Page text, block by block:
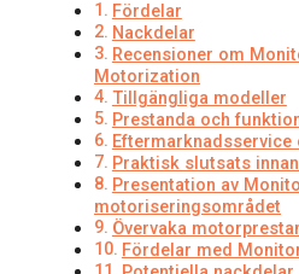
Fördelar
Nackdelar
Recensioner om
Motorization
Tillgängliga modeller
Prestanda och
Praktisk slutsats
Presentation av
motoriseringsområdet
Övervaka
Fördelar med